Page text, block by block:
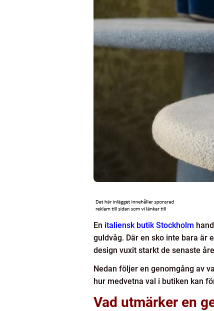
En italiensk butik Stockholm
guldvåg. Där en sko inte bara är
design vuxit starkt de senaste
Nedan följer en genomgång av
hur medvetna val i butiken kan
Vad utmärker en